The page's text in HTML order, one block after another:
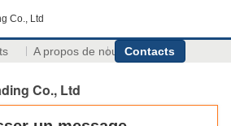
Co., Ltd
A propos de nous Contacts
Co., Ltd